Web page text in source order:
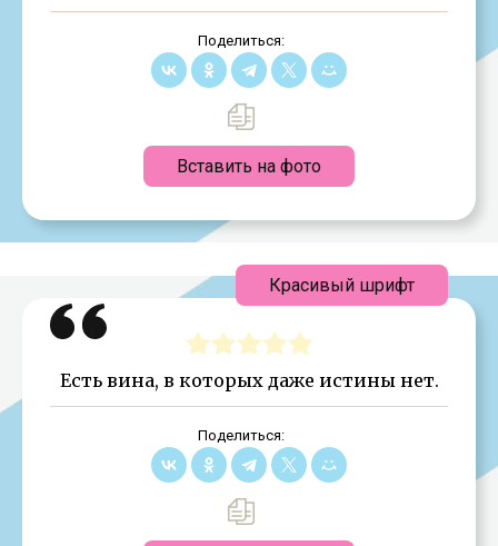
Поделиться:
Вставить на фото
Есть вина, в которых даже истины нет.
Поделиться:
Красивый шрифт